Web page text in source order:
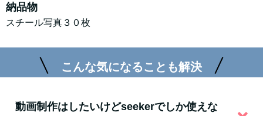
納品物
スチール写真３０枚
こんな気になることも解決
動画制作はしたいけどseekerでしか使えな